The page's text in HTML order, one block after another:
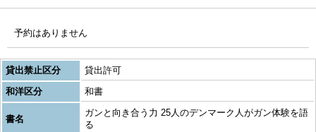
予約はありません
貸出禁止区分
貸出許可
和洋区分
和書
書名
ガンと向き合う力 25人のデンマーク人がガン体験を語
る